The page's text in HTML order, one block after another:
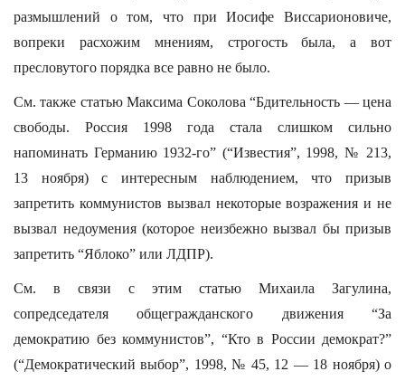
размышлений о том, что при Иосифе Виссарионовиче,
вопреки расхожим мнениям, строгость была, а вот
пресловутого порядка все равно не было.
См. также статью Максима Соколова “Бдительность — цена
свободы. Россия 1998 года стала слишком сильно
напоминать Германию 1932-го” (“Известия”, 1998, № 213,
13 ноября) с интересным наблюдением, что призыв
запретить коммунистов вызвал некоторые возражения и не
вызвал недоумения (которое неизбежно вызвал бы призыв
запретить “Яблоко” или ЛДПР).
См. в связи с этим статью Михаила Загулина,
сопредседателя общегражданского движения “За
демократию без коммунистов”, “Кто в России демократ?”
(“Демократический выбор”, 1998, № 45, 12 — 18 ноября) о